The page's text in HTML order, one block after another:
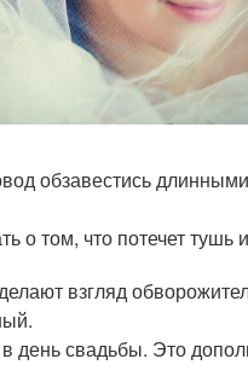
обзавестись
о том, что потечет тушь
взгляд
свадьбы. Это